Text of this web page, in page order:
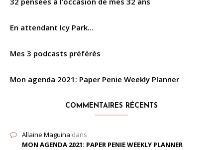
En attendant Icy Park…
Mes 3 podcasts préférés
Mon agenda 2021: Paper Penie Weekly Planner
COMMENTAIRES RÉCENTS
Allaine Maguina dans
MON AGENDA 2021: PAPER PENIE WEEKLY PLANNER